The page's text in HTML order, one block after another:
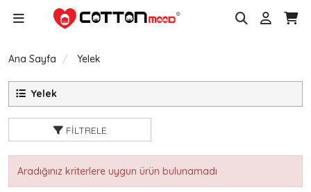
Ana Sayfa Yelek
Yelek
FILTRELE
Aradığınız kriterlere uygun ürün bulunamadı